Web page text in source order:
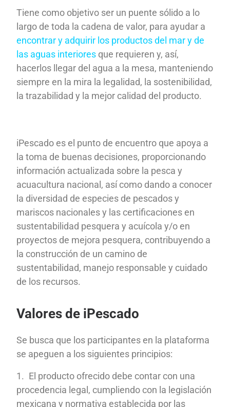
Tiene como objetivo ser un puente sólido a lo
largo de toda la cadena de valor, para ayudar a
encontrar y adquirir los productos del mar y de
las aguas interiores que requieren y, así,
hacerlos llegar del agua a la mesa, manteniendo
siempre en la mira la legalidad, la sostenibilidad,
la trazabilidad y la mejor calidad del producto.
iPescado es el punto de encuentro que apoya a
la toma de buenas decisiones, proporcionando
información actualizada sobre la pesca y
acuacultura nacional, así como dando a conocer
la diversidad de especies de pescados y
mariscos nacionales y las certificaciones en
sustentabilidad pesquera y acuícola y/o en
proyectos de mejora pesquera, contribuyendo a
la construcción de un camino de
sustentabilidad, manejo responsable y cuidado
de los recursos.
Valores de iPescado
Se busca que los participantes en la plataforma
se apeguen a los siguientes principios:
El producto ofrecido debe contar con una
procedencia legal, cumpliendo con la legislación
mexicana y normativa establecida por las